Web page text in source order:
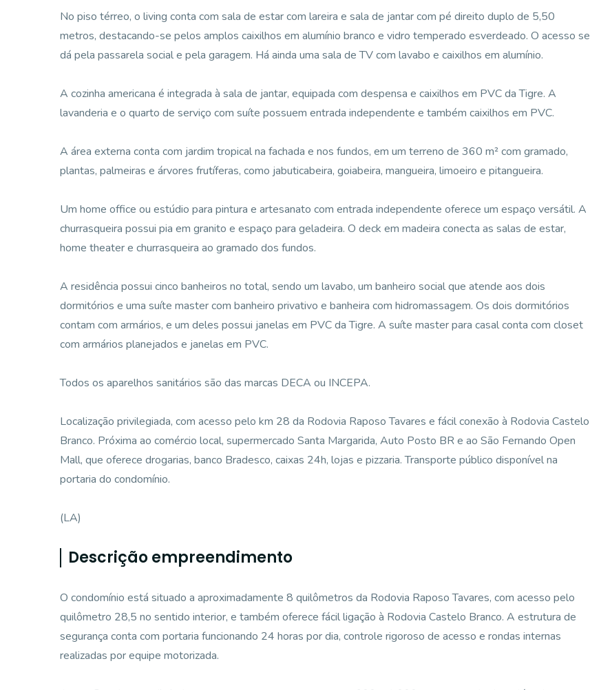
No piso térreo, o living conta com sala de estar com lareira e sala de jantar com pé direito duplo de 5,50
metros, destacando-se pelos amplos caixilhos em alumínio branco e vidro temperado esverdeado. O acesso se
dá pela passarela social e pela garagem. Há ainda uma sala de TV com lavabo e caixilhos em alumínio.
A cozinha americana é integrada à sala de jantar, equipada com despensa e caixilhos em PVC da Tigre. A
lavanderia e o quarto de serviço com suíte possuem entrada independente e também caixilhos em PVC.
A área externa conta com jardim tropical na fachada e nos fundos, em um terreno de 360 m² com gramado,
plantas, palmeiras e árvores frutíferas, como jabuticabeira, goiabeira, mangueira, limoeiro e pitangueira.
Um home office ou estúdio para pintura e artesanato com entrada independente oferece um espaço versátil. A
churrasqueira possui pia em granito e espaço para geladeira. O deck em madeira conecta as salas de estar,
home theater e churrasqueira ao gramado dos fundos.
A residência possui cinco banheiros no total, sendo um lavabo, um banheiro social que atende aos dois
dormitórios e uma suíte master com banheiro privativo e banheira com hidromassagem. Os dois dormitórios
contam com armários, e um deles possui janelas em PVC da Tigre. A suíte master para casal conta com closet
com armários planejados e janelas em PVC.
Todos os aparelhos sanitários são das marcas DECA ou INCEPA.
Localização privilegiada, com acesso pelo km 28 da Rodovia Raposo Tavares e fácil conexão à Rodovia Castelo
Branco. Próxima ao comércio local, supermercado Santa Margarida, Auto Posto BR e ao São Fernando Open
Mall, que oferece drogarias, banco Bradesco, caixas 24h, lojas e pizzaria. Transporte público disponível na
portaria do condomínio.
(LA)
Descrição empreendimento
O condomínio está situado a aproximadamente 8 quilômetros da Rodovia Raposo Tavares, com acesso pelo
quilômetro 28,5 no sentido interior, e também oferece fácil ligação à Rodovia Castelo Branco. A estrutura de
segurança conta com portaria funcionando 24 horas por dia, controle rigoroso de acesso e rondas internas
realizadas por equipe motorizada.